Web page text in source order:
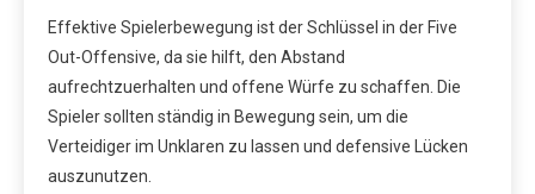
Effektive Spielerbewegung ist der Schlüssel in der Five
Out-Offensive, da sie hilft, den Abstand
aufrechtzuerhalten und offene Würfe zu schaffen. Die
Spieler sollten ständig in Bewegung sein, um die
Verteidiger im Unklaren zu lassen und defensive Lücken
auszunutzen.